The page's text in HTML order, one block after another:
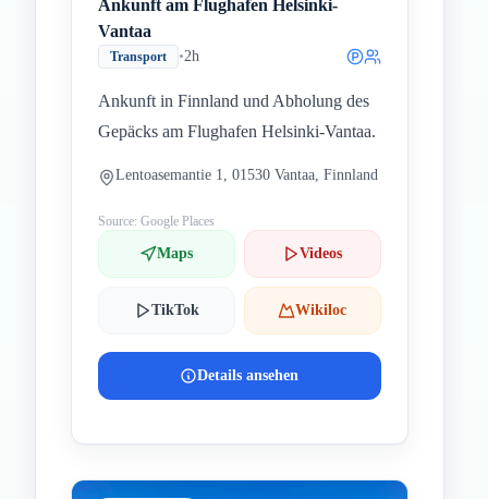
Ankunft am Flughafen Helsinki-
Vantaa
Transport •2h
Ankunft in Finnland und Abholung des
Gepäcks am Flughafen Helsinki-Vantaa.
Lentoasemantie 1, 01530 Vantaa, Finnland
Source: Google Places
Maps Videos
TikTok Wikiloc
Details ansehen